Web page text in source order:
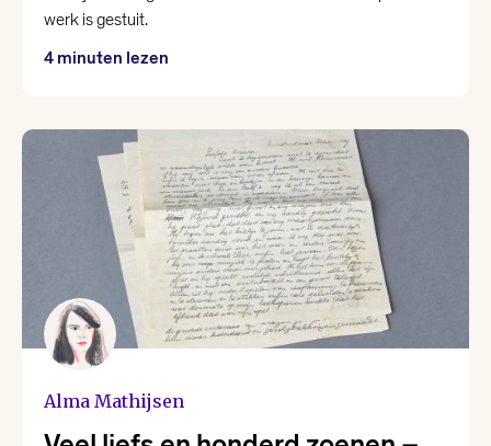
werk is gestuit.
4 minuten lezen
Alma Mathijsen